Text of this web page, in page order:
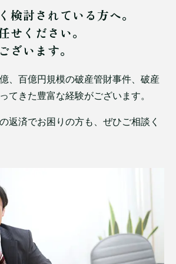
検討されている方へ。
せください。
ざいます。
、百億円規模の破産管財事件、破産
てきた豊富な経験がございます。
返済でお困りの方も、ぜひご相談く